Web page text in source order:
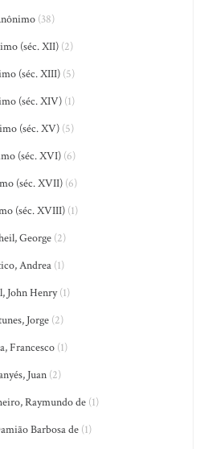
(38)
(séc. XII)(2)
(séc. XIII)(5)
(séc. XIV)(1)
(séc. XV)(5)
(séc. XVI)(6)
(séc. XVII)(6)
(séc. XVIII)(1)
George (2)
Andrea(1)
John Henry(1)
Jorge(2)
Francesco (1)
Juan (2)
Raymundo de (1)
Barbosa de(1)